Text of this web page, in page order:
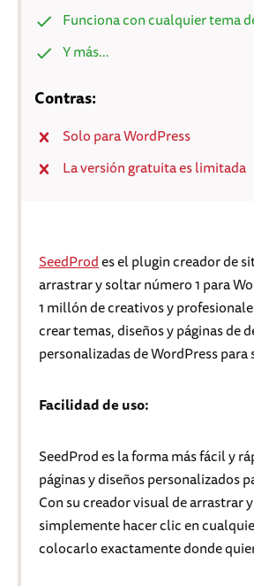
Funciona con cualquier tema
Y más…
Contras:
Solo para WordPress
La versión gratuita es limitada
SeedProdes el plugin creador de
arrastrar y soltar número 1 para
1 millón de creativos y
crear temas, diseños y páginas de
personalizadas de WordPress
Facilidad de uso:
SeedProd es la forma más fácil y
páginas y diseños personalizados
Con su creador visual de arrastrar
simplemente hacer clic en
colocarlo exactamente donde